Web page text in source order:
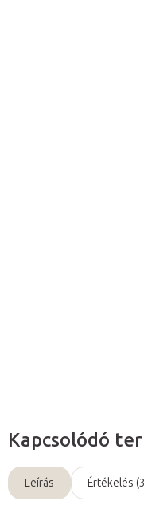
Kapcsolódó
Leírás Értékelés